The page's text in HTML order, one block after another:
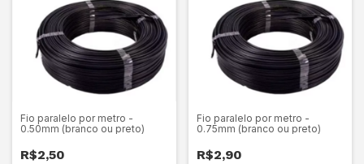
Fio paralelo por metro -
0.50mm (branco ou preto)
R$2,50
Fio paralelo por metro -
0.75mm (branco ou preto)
R$2,90